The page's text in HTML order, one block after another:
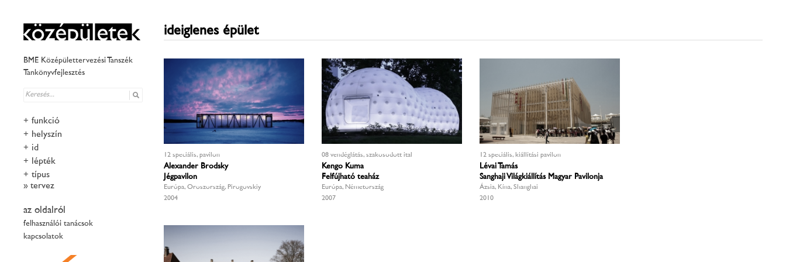
BME Középülettervezési Tanszék
Tankönyvfejlesztés
+ funkció
+ helyszín
+ idő
+ lépték
+ típus
tervező
az oldalról
felhasználói tanácsok
kapcsolatok
ideiglenes épület
12 speciális, pavilon
Alexander Brodsky
Jégpavilon
Európa, Oroszország, Pirogovskiy
2004
08 vendéglátás, szakosodott ital
Kengo Kuma
Felfújható teaház
Európa, Németország
2007
12 speciális, kiállítási pavilon
Lévai Tamás
Sanghaji Világkiállítás Magyar Pavilonja
Ázsia, Kína, Shanghai
2010